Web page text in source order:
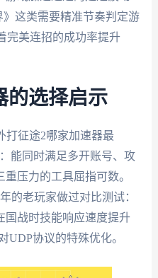
》这类需要精准节奏判定游
完美连招的成功率提升
的选择启示
打征途2哪家加速器最
能同时满足多开账号、攻
压力的工具屈指可数。
的老玩家做过对比测试：
国战时技能响应速度提升
UDP协议的特殊优化。